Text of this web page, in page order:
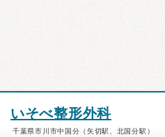
いそべ整形外科
千葉県市川市中国分（矢切駅、北国分駅）